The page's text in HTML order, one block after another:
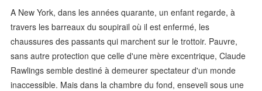
A New York, dans les années quarante, un enfant regarde, à
travers les barreaux du soupirail où il est enfermé, les
chaussures des passants qui marchent sur le trottoir. Pauvre,
sans autre protection que celle d'une mère excentrique, Claude
Rawlings semble destiné à demeurer spectateur d'un monde
inaccessible. Mais dans la chambre du fond, enseveli sous une